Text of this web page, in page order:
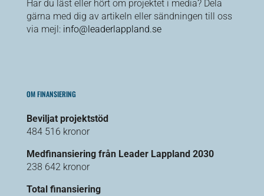
Har du läst eller hört om projektet i media? Dela
gärna med dig av artikeln eller sändningen till oss
via mejl: info@leaderlappland.se
OM FINANSIERING
Beviljat projektstöd
484 516 kronor
Medfinansiering från Leader Lappland 2030
238 642 kronor
Total finansiering